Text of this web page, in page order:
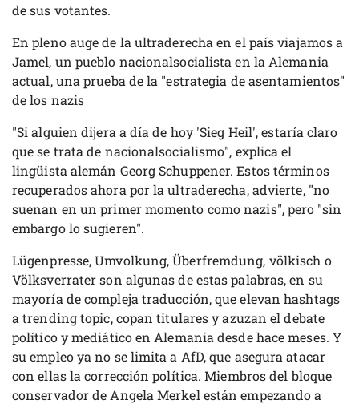
de sus votantes.
En pleno auge de la ultraderecha en el país viajamos a
Jamel, un pueblo nacionalsocialista en la Alemania
actual, una prueba de la "estrategia de asentamientos"
de los nazis
"Si alguien dijera a día de hoy 'Sieg Heil', estaría claro
que se trata de nacionalsocialismo", explica el
lingüista alemán Georg Schuppener. Estos términos
recuperados ahora por la ultraderecha, advierte, "no
suenan en un primer momento como nazis", pero "sin
embargo lo sugieren".
Lügenpresse, Umvolkung, Überfremdung, völkisch o
Völksverrater son algunas de estas palabras, en su
mayoría de compleja traducción, que elevan hashtags
a trending topic, copan titulares y azuzan el debate
político y mediático en Alemania desde hace meses. Y
su empleo ya no se limita a AfD, que asegura atacar
con ellas la corrección política. Miembros del bloque
conservador de Angela Merkel están empezando a